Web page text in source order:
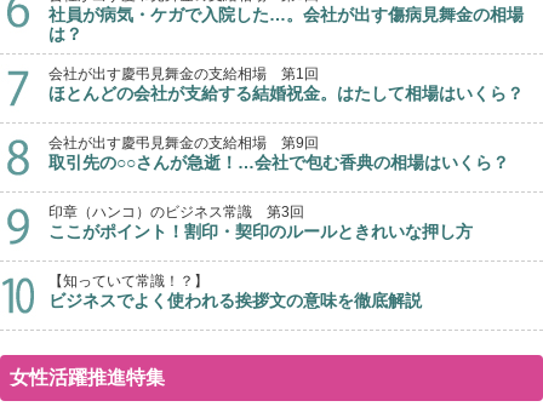
社員が病気・ケガで入院した…。会社が出す傷病見舞金の相場
は？
会社が出す慶弔見舞金の支給相場 第1回
ほとんどの会社が支給する結婚祝金。はたして相場はいくら？
会社が出す慶弔見舞金の支給相場 第9回
取引先の○○さんが急逝！…会社で包む香典の相場はいくら？
印章（ハンコ）のビジネス常識 第3回
ここがポイント！割印・契印のルールときれいな押し方
【知っていて常識！？】
ビジネスでよく使われる挨拶文の意味を徹底解説
女性活躍推進特集